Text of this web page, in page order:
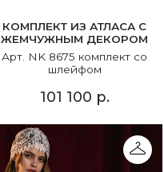
КОМПЛЕКТ ИЗ АТЛАСА С
ЖЕМЧУЖНЫМ ДЕКОРОМ
Арт. NK 8675 комплект со
шлейфом
101 100 р.